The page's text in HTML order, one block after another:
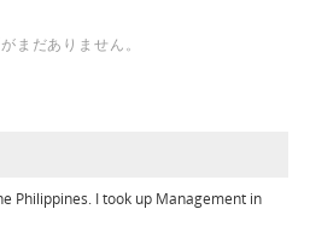
まだありません。
Philippines. I took up Management in